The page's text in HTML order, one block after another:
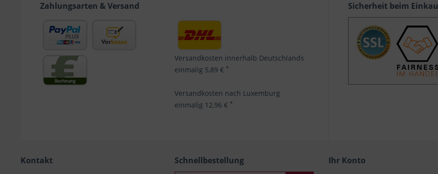
Zahlungsarten & Versand
Versandkosten innerhalb Deutschlands
einmalig 5,89 € *
Versandkosten nach Luxemburg
einmalig 12,96 € *
Sicherheit beim
Kontakt Schnellbestellung Ihr Konto